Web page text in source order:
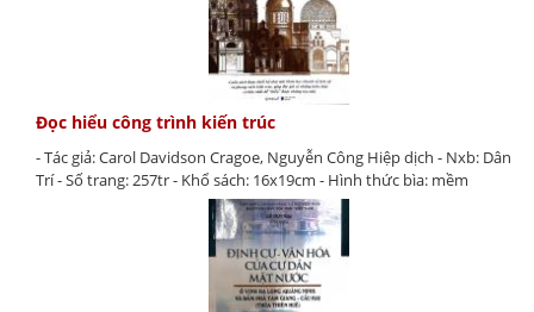
Đọc hiểu công trình kiến trúc
- Tác giả: Carol Davidson Cragoe, Nguyễn Công Hiệp dịch - Nxb: Dân
Trí - Số trang: 257tr - Khổ sách: 16x19cm - Hình thức bìa: mềm